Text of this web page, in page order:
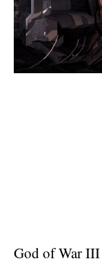
God of War III